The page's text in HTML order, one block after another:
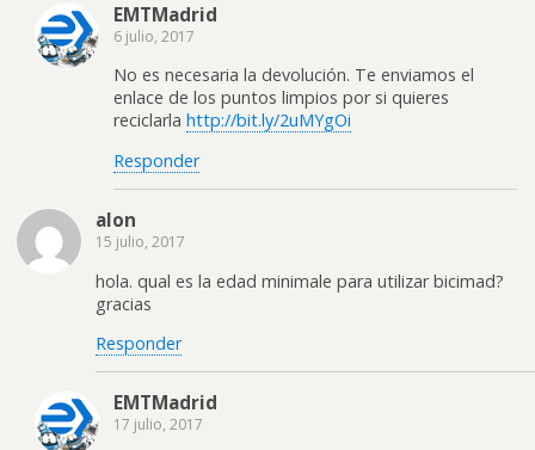
EMTMadrid
6 julio, 2017
No es necesaria la devolución. Te enviamos el
enlace de los puntos limpios por si quieres
reciclarla http://bit.ly/2uMYgOi
Responder
alon
15 julio, 2017
hola. qual es la edad minimale para utilizar bicimad?
gracias
Responder
EMTMadrid
17 julio, 2017